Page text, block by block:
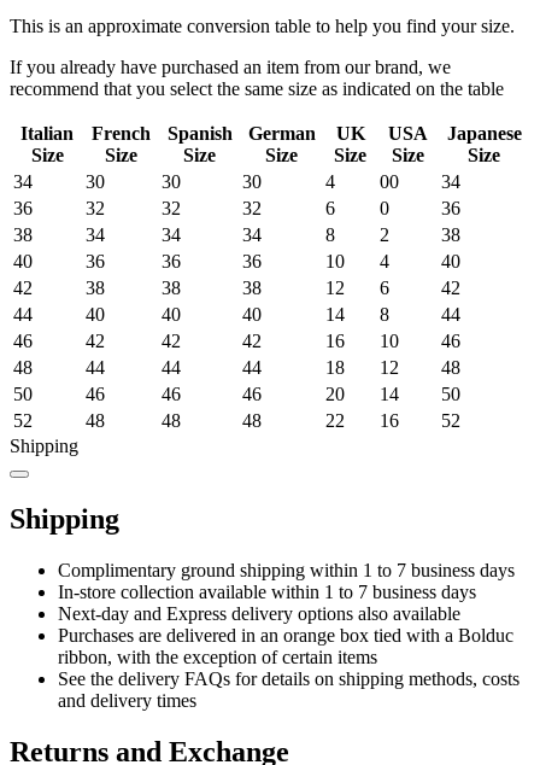
This is an approximate conversion table to help you find your size.
If you already have purchased an item from our brand, we
recommend that you select the same size as indicated on the table
Italian
Size
French
Size
Spanish
Size
German
Size
UK
Size
USA
Size
Japanese
Size
34
30 30 30 4 00
34
36
32 32 32 6 0
36
38
34 34 34 8 2
38
40
36 36 36 10 4
40
42
38 38 38 12 6
42
44
40 40 40 14 8
44
46
42 42 42 16 10
46
48
44 44 44 18 12
48
50
46 46 46 20 14
50
52
48 48 48 22 16
52
Shipping
Shipping
Complimentary ground shipping within 1 to 7 business days
In-store collection available within 1 to 7 business days
Next-day and Express delivery options also available
Purchases are delivered in an orange box tied with a Bolduc
ribbon, with the exception of certain items
See the delivery FAQs for details on shipping methods, costs
and delivery times
Returns and Exchange